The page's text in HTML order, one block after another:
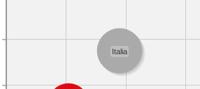
Italia